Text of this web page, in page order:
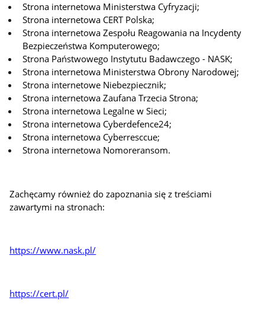
Strona internetowa Ministerstwa Cyfryzacji;
Strona internetowa CERT Polska;
Strona internetowa Zespołu Reagowania na Incydenty
Bezpieczeństwa Komputerowego;
Strona Państwowego Instytutu Badawczego - NASK;
Strona internetowa Ministerstwa Obrony Narodowej;
Strona internetowe Niebezpiecznik;
Strona internetowa Zaufana Trzecia Strona;
Strona internetowa Legalne w Sieci;
Strona internetowa Cyberdefence24;
Strona internetowa Cyberresccue;
Strona internetowa Nomoreransom.
Zachęcamy również do zapoznania się z treściami
zawartymi na stronach:
https://www.nask.pl/
https://cert.pl/